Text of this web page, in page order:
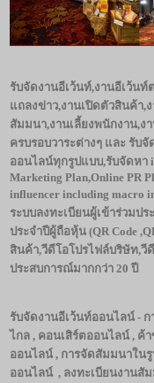
รับจัดงานอีเว้นท์,งานอีเว้นท์
แถลงข่าว,งานเปิดตัวสินค้า,
สัมมนา,งานเลี้ยงพนักงาน,ง
ครบรอบวาระต่างๆ และ รับ
ออนไลน์ทุกรูปแบบ,รับจัดหา
Marketing Plan,Online PR
influencer including macro
ระบบลงทะเบียนผู้เข้าร่วมป
ประจำปีผู้ถือหุ้น (QR Code
สินค้า,วีดีโอโปรไฟล์บริษัท,
ประสบการณ์มากกว่า 20 ปี
รับจัดงานอีเว้นท์ออนไลน์ -
ไกล , คอนเสิร์ตออนไลน์ , ค้
ออนไลน์ , การจัดสัมมนาใน
ออนไลน์ , ลงทะเบียนงานสั